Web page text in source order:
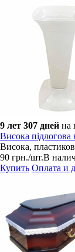
9 лет 307 дней на
Висока підлогова
Висока,
90 грн./шт.В
Купить Оплата и